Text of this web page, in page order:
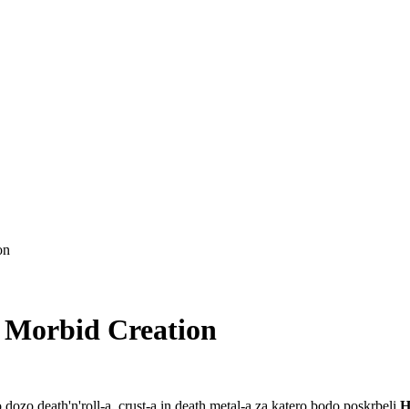
Morbid Creation
death'n'roll-a, crust-a in death metal-a za katero bodo poskrbeli